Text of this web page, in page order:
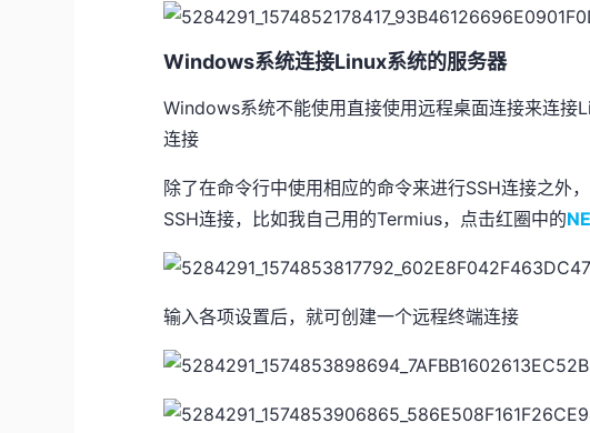
Windows系统连接Linux系统的服务器
Windows系统不能使用直接使用远程桌面连接来连接
连接
除了在命令行中使用相应的命令来进行SSH连接之外
SSH连接，比如我自己用的Termius，点击红圈中的
输入各项设置后，就可创建一个远程终端连接